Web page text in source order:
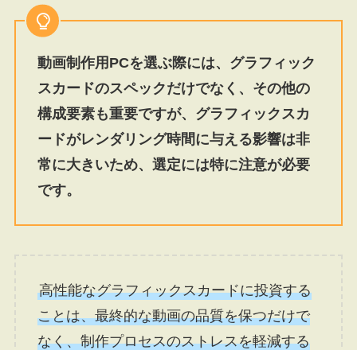
動画制作用PCを選ぶ際には、グラフィック
スカードのスペックだけでなく、その他の
構成要素も重要ですが、グラフィックスカ
ードがレンダリング時間に与える影響は非
常に大きいため、選定には特に注意が必要
です。
高性能なグラフィックスカードに投資する
ことは、最終的な動画の品質を保つだけで
なく、制作プロセスのストレスを軽減する